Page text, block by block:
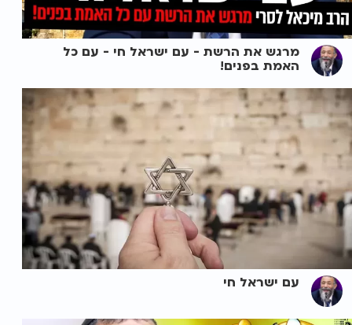
מרגש את הרשת - עם ישראל חי - עם כל
האמת בפנים!
עם ישראל חי